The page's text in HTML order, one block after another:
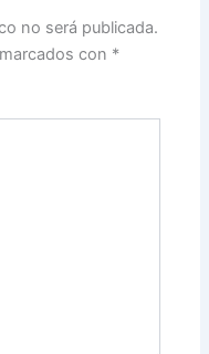
no será publicada.
con *